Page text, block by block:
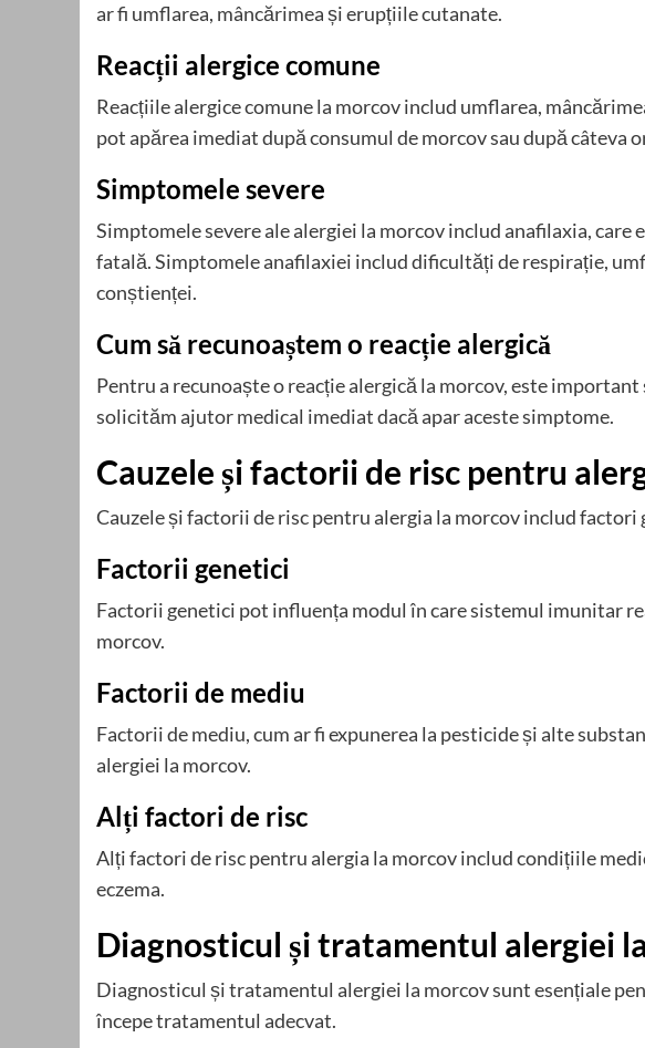
ar fi umflarea, mâncărimea și erupțiile cutanate.
Reacții alergice comune
Reacțiile alergice comune la morcov includ umflarea,
pot apărea imediat după consumul de morcov sau după câteva
Simptomele severe
Simptomele severe ale alergiei la morcov includ anafilaxia, care
fatală. Simptomele anafilaxiei includ dificultăți de respirație,
conștienței.
Cum să recunoaștem o reacție alergică
Pentru a recunoaște o reacție alergică la morcov, este
solicităm ajutor medical imediat dacă apar aceste simptome.
Cauzele și factorii de risc pentru
Cauzele și factorii de risc pentru alergia la morcov includ
Factorii genetici
Factorii genetici pot influența modul în care sistemul imunitar
morcov.
Factorii de mediu
Factorii de mediu, cum ar fi expunerea la pesticide și alte
alergiei la morcov.
Alți factori de risc
Alți factori de risc pentru alergia la morcov includ condițiile
eczema.
Diagnosticul și tratamentul alergiei
Diagnosticul și tratamentul alergiei la morcov sunt esențiale
începe tratamentul adecvat.